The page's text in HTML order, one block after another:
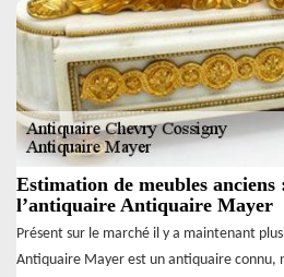
Estimation de meubles
l’antiquaire Antiquaire Mayer
Présent sur le marché il y a maintenant
Antiquaire Mayer est un antiquaire connu,